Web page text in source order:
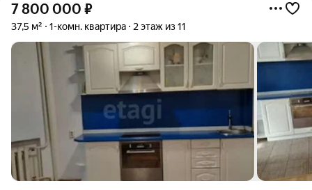
7 800 000 ₽
37,5 м² 1-комн. квартира 2 этаж из 11